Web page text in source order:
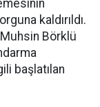
kaldırıldı.
Börklü
başlatılan